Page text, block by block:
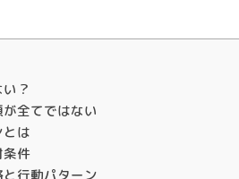
？
全てではない
は
条件
行動パターン